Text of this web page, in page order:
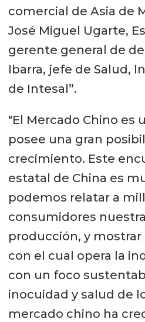
comercial de Asia de
José Miguel Ugarte,
gerente general de
Ibarra, jefe de Salud,
de Intesal”.
"El Mercado Chino es
posee una gran
crecimiento. Este
estatal de China es
podemos relatar a
consumidores
producción, y
con el cual opera la
con un foco
inocuidad y salud de
mercado chino ha